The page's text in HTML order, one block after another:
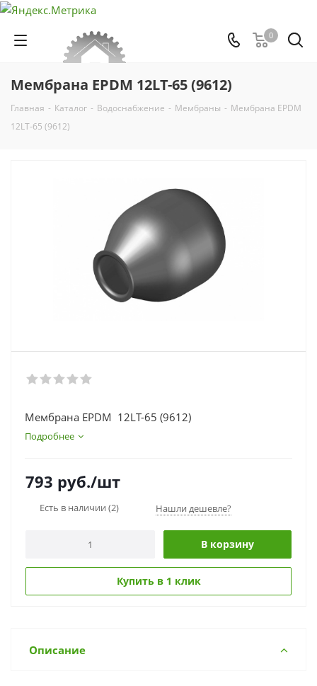
0
Мембрана EPDM 12LT-65 (9612)
Главная - Каталог - Водоснабжение - Мембраны - Мембрана EPDM
12LT-65 (9612)
Мембрана EPDM 12LT-65 (9612)
Подробнее
793 руб./шт
Есть в наличии (2) Нашли дешевле?
В корзину
Купить в 1 клик
Описание